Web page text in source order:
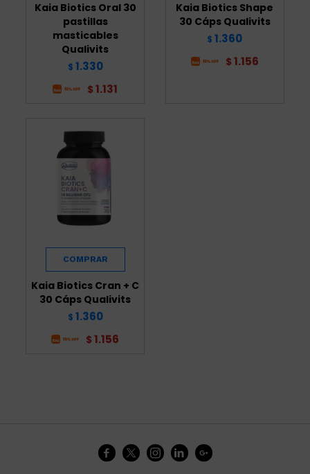
Kaia Biotics Oral 30
pastillas
masticables
Qualivits
$ 1.330
$ 1.131
Kaia Biotics Shape
30 Cáps Qualivits
$ 1.360
$ 1.156
Kaia Biotics Cran + C
30 Cáps Qualivits
$ 1.360
$ 1.156
    